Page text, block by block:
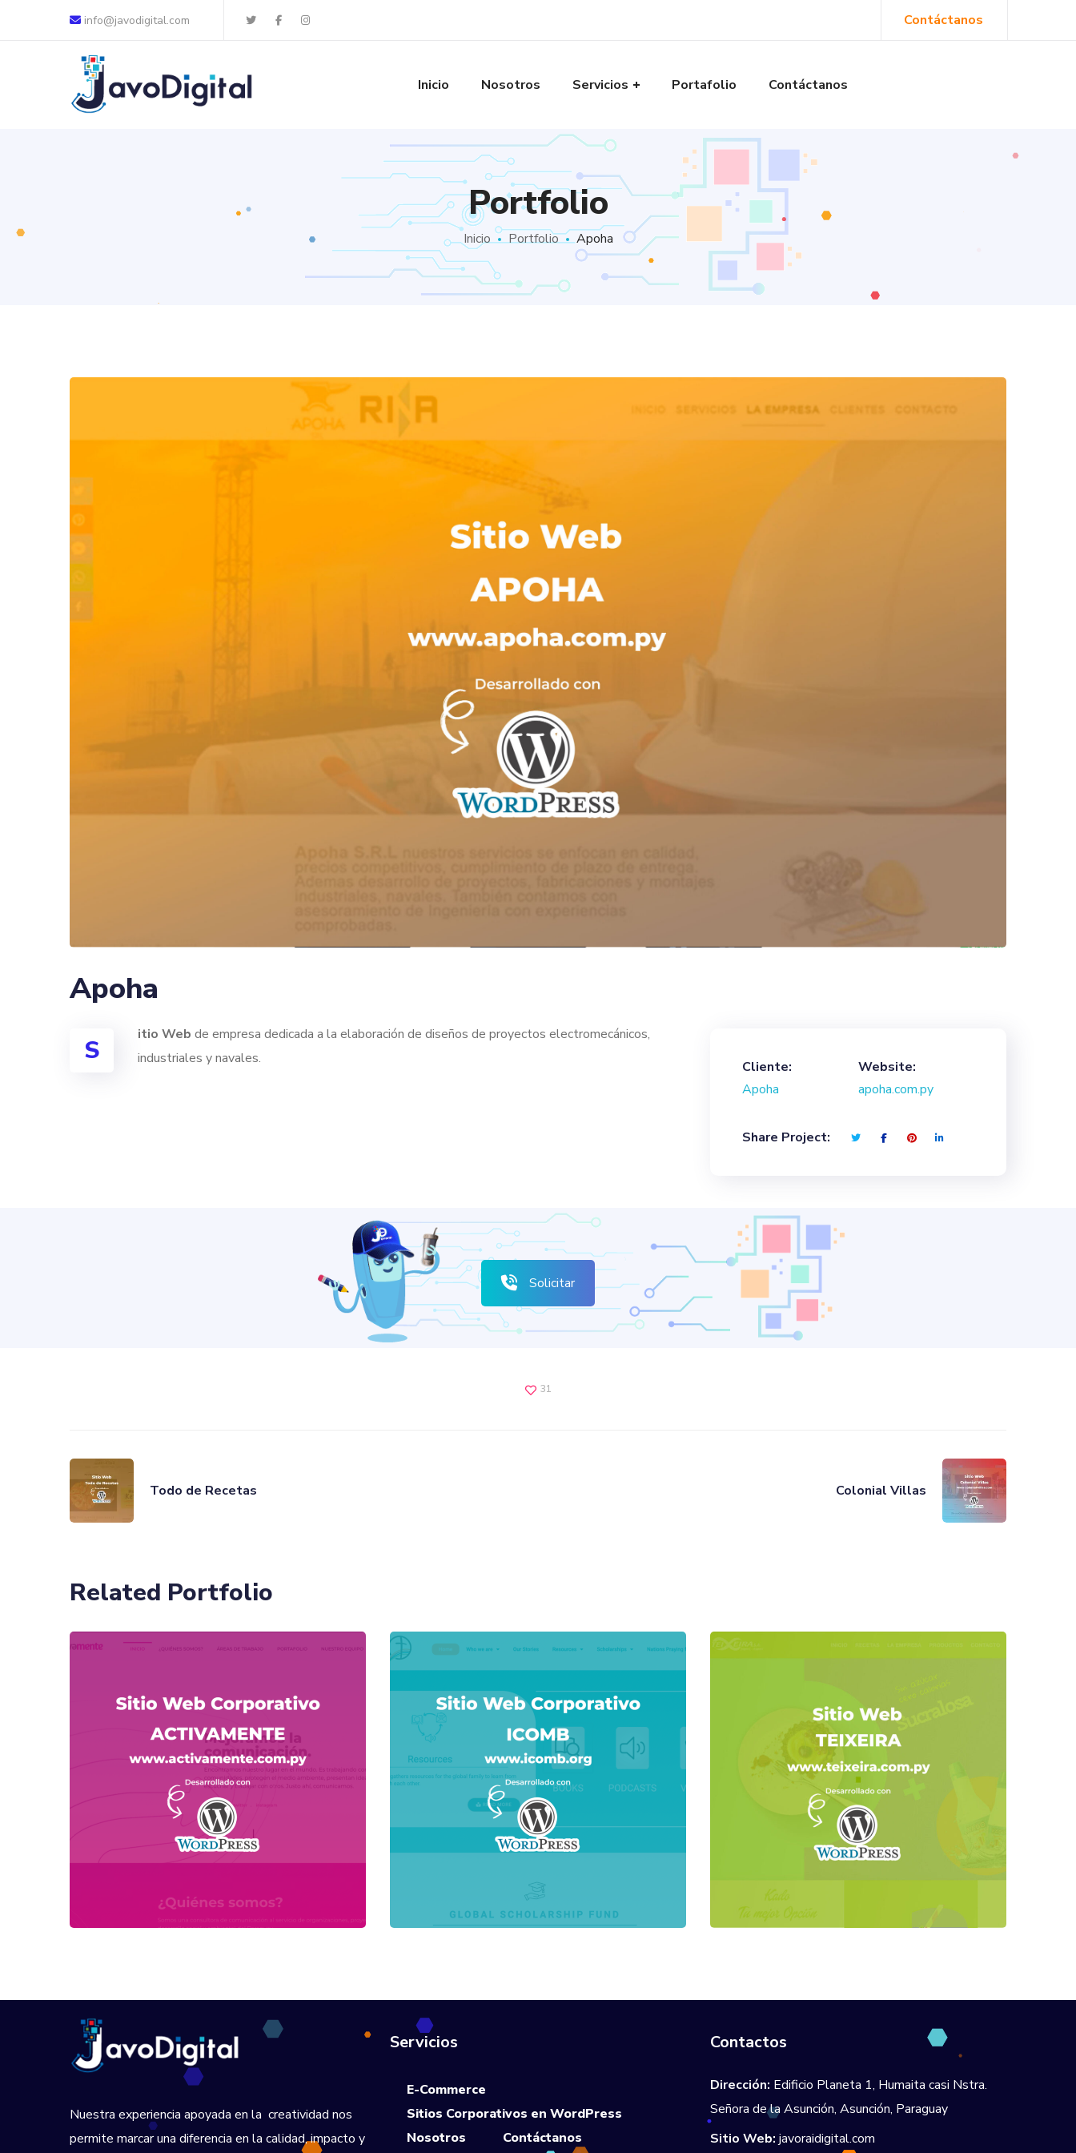
info@javodigital.com Contáctanos
Inicio Nosotros Servicios Portafolio Contáctanos
Portfolio
Inicio Portfolio Apoha
Apoha
S itio Web de empresa dedicada a la elaboración de diseños de proyectos electromecánicos,
industriales y navales.
Cliente:
Apoha
Website:
apoha.com.py
Share Project:
Solicitar
31
Todo de Recetas Colonial Villas
Related Portfolio
Nuestra experiencia apoyada en la creatividad nos
permite marcar una diferencia en la calidad, impacto y
Servicios
E-Commerce
Sitios Corporativos en WordPress
Nosotros
Contáctanos
Contactos
Dirección: Edificio Planeta 1, Humaita casi Nstra.
Señora de la Asunción, Asunción, Paraguay
Sitio Web: javoraidigital.com